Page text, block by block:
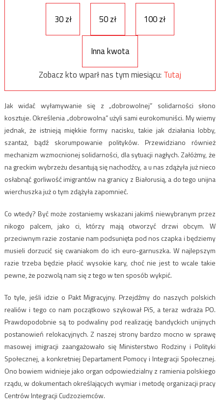
30 zł 50 zł 100 zł
Inna kwota
Zobacz kto wparł nas tym miesiącu: Tutaj
Jak widać wyłamywanie się z „dobrowolnej” solidarności słono
kosztuje. Określenia „dobrowolna” użyli sami eurokomuniści. My wiemy
jednak, że istnieją miękkie formy nacisku, takie jak działania lobby,
szantaż, bądź skorumpowanie polityków. Przewidziano również
mechanizm wzmocnionej solidarności, dla sytuacji nagłych. Załóżmy, że
na greckim wybrzeżu desantują się nachodźcy, a u nas zdążyła już nieco
osłabnąć gorliwość imigrantów na granicy z Białorusią, a do tego unijna
wierchuszka już o tym zdążyła zapomnieć.
Co wtedy? Być może zostaniemy wskazani jakimś niewybranym przez
nikogo palcem, jako ci, którzy mają otworzyć drzwi obcym. W
przeciwnym razie zostanie nam podsunięta pod nos czapka i będziemy
musieli dorzucić się cwaniakom do ich euro-garnuszka. W najlepszym
razie trzeba będzie płacić wysokie kary, choć nie jest to wcale takie
pewne, że pozwolą nam się z tego w ten sposób wykpić.
To tyle, jeśli idzie o Pakt Migracyjny. Przejdźmy do naszych polskich
realiów i tego co nam początkowo szykował PiS, a teraz wdraża PO.
Prawdopodobnie są to podwaliny pod realizację bandyckich unijnych
postanowień relokacyjnych. Z naszej strony bardzo mocno w sprawę
masowej imigracji zaangażowało się Ministerstwo Rodziny i Polityki
Społecznej, a konkretniej Departament Pomocy i Integracji Społecznej.
Ono bowiem widnieje jako organ odpowiedzialny z ramienia polskiego
rządu, w dokumentach określających wymiar i metodę organizacji pracy
Centrów Integracji Cudzoziemców.